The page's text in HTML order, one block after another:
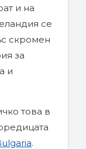
и на
се
скромен
за
и
това в
.